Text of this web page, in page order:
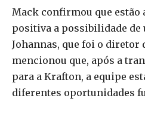
Mack confirmou que estão
positiva a possibilidade de
Johannas, que foi o diretor
mencionou que, após a
para a Krafton, a equipe
diferentes oportunidades